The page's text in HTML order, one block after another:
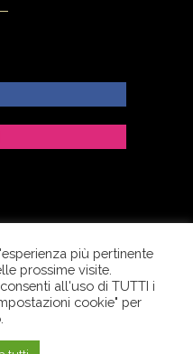
A. - P.IVA
i diritti riservati.
de’ Tirreni (SA) -
più pertinente
prossime visite.
all'uso di TUTTI i
cookie" per